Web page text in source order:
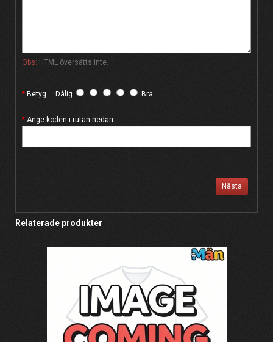
Obs: HTML översätts inte.
Betyg Dålig Bra
Ange koden i rutan nedan
Nästa
Relaterade produkter